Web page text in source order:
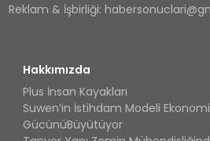
Reklam & İşbirliği:
Hakkımızda
Plus İnsan Kayakları
Suwen’in İstihdam Modeli
GücünüBüyütüyor